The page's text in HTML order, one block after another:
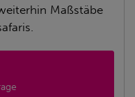
Maßstäbe